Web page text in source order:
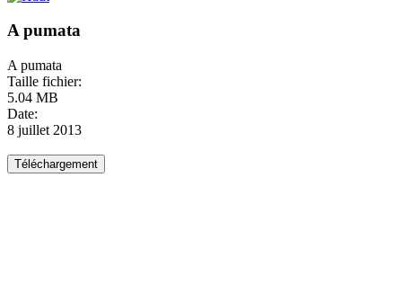
A pumata
A pumata
Taille fichier:
5.04 MB
Date:
8 juillet 2013